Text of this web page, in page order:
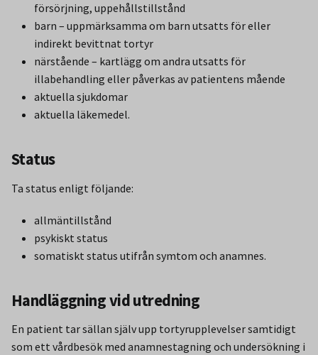
försörjning, uppehållstillstånd
barn – uppmärksamma om barn utsatts för eller
indirekt bevittnat tortyr
närstående – kartlägg om andra utsatts för
illabehandling eller påverkas av patientens mående
aktuella sjukdomar
aktuella läkemedel.
Status
Ta status enligt följande:
allmäntillstånd
psykiskt status
somatiskt status utifrån symtom och anamnes.
Handläggning vid utredning
En patient tar sällan själv upp tortyrupplevelser samtidigt
som ett vårdbesök med anamnestagning och undersökning i